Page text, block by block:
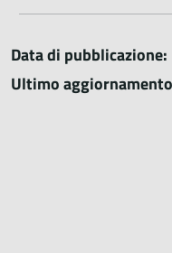
Data di pubblicazione:
Ultimo